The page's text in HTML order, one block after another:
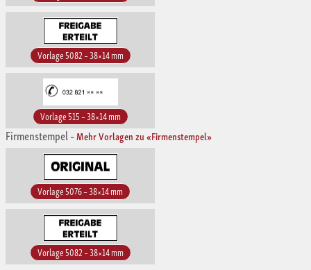
Vorlage 5082 – 38×14 mm
Vorlage 515 – 38×14 mm
Firmenstempel–Mehr Vorlagen zu «Firmenstempel»
Vorlage 5076 – 38×14 mm
Vorlage 5082 – 38×14 mm